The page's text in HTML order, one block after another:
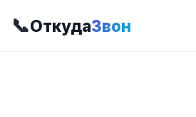
📞ОткудаЗвон